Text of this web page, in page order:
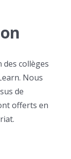
des collèges
Nous
de
offerts en